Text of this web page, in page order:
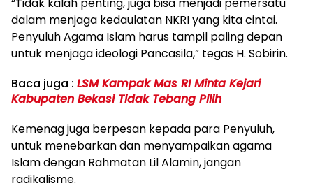
dalam menjaga kedaulatan NKRI yang kita cintai.
Penyuluh Agama Islam harus tampil paling depan
untuk menjaga ideologi Pancasila,” tegas H. Sobirin.
Baca juga : LSM Kampak Mas RI Minta Kejari
Kabupaten Bekasi Tidak Tebang Pilih
Kemenag juga berpesan kepada para Penyuluh,
untuk menebarkan dan menyampaikan agama
Islam dengan Rahmatan Lil Alamin, jangan
radikalisme.